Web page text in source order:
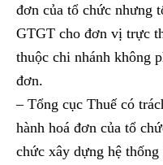
đơn của tổ chức nhưng
GTGT cho đơn vị trực
thuộc chi nhánh không
đơn.
– Tổng cục Thuế có
hành hoá đơn của tổ
chức xây dựng hệ